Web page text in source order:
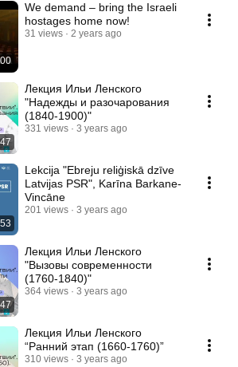
We demand – bring the Israeli
hostages home now!
31 views 2 years ago
Лекция Ильи Ленского
"Надежды и разочарования
(1840-1900)"
331 views 3 years ago
Lekcija "Ebreju reliģiskā dzīve
Latvijas PSR", Karīna Barkane-
Vincāne
201 views 3 years ago
Лекция Ильи Ленского
"Вызовы современности
(1760-1840)"
364 views 3 years ago
Лекция Ильи Ленского
“Ранний этап (1660-1760)”
310 views 3 years ago